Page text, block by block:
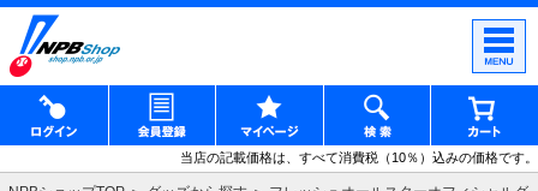
当店の記載価格は、すべて消費税（10％）込みの価格です。